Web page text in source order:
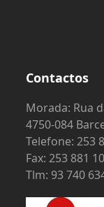
Contactos
Morada: Rua
4750-084
Telefone: 253
Fax: 253 881
Tlm: 93 740